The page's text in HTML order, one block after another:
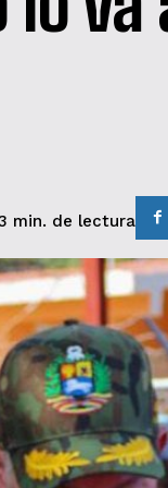
min. de lectura